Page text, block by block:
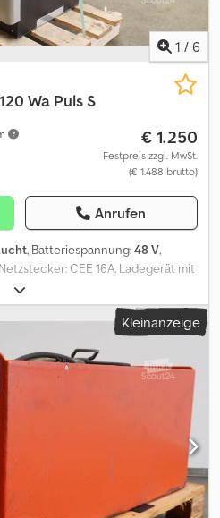
1 / 6
Wa Puls S
€ 1.250
Festpreis zzgl. MwSt.
(€ 1.488 brutto)
Anrufen
, Batteriespannung:48 V,
CEE 16A, Ladegerät mit
XL D 48/120,
160A, Netzstecker CEE 16A, für
660–756 Ah. Dksdpfxoztk D Ro
Kleinanzeige